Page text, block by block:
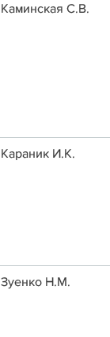
Каминская С.В.
Караник И.К.
Зуенко Н.М.